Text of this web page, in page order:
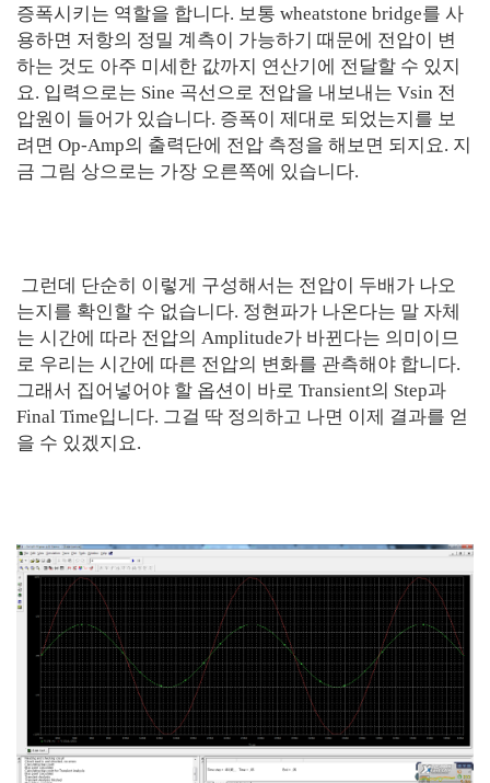
증폭시키는 역할을 합니다. 보통 wheatstone bridge를 사
용하면 저항의 정밀 계측이 가능하기 때문에 전압이 변
하는 것도 아주 미세한 값까지 연산기에 전달할 수 있지
요. 입력으로는 Sine 곡선으로 전압을 내보내는 Vsin 전
압원이 들어가 있습니다. 증폭이 제대로 되었는지를 보
려면 Op-Amp의 출력단에 전압 측정을 해보면 되지요. 지
금 그림 상으로는 가장 오른쪽에 있습니다.
그런데 단순히 이렇게 구성해서는 전압이 두배가 나오
는지를 확인할 수 없습니다. 정현파가 나온다는 말 자체
는 시간에 따라 전압의 Amplitude가 바뀐다는 의미이므
로 우리는 시간에 따른 전압의 변화를 관측해야 합니다.
그래서 집어넣어야 할 옵션이 바로 Transient의 Step과
Final Time입니다. 그걸 딱 정의하고 나면 이제 결과를 얻
을 수 있겠지요.